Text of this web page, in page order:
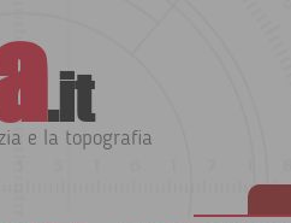
.it
e la topografia